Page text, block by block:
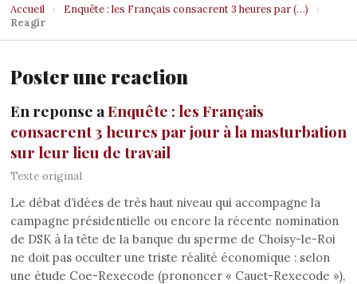
Accueil › Enquête : les Français consacrent 3 heures par (…)
›
Reagir
Poster une reaction
En reponse aEnquête : les Français
consacrent 3 heures par jour à la masturbation
sur leur lieu de travail
Texte original
Le débat d’idées de très haut niveau qui accompagne la
campagne présidentielle ou encore la récente nomination
de DSK à la tête de la banque du sperme de Choisy-le-Roi
ne doit pas occulter une triste réalité économique : selon
une étude Coe-Rexecode (prononcer « Cauet-Rexecode »),